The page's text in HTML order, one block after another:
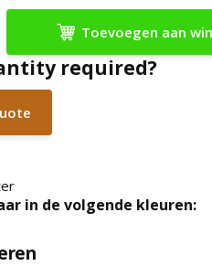
Toevoegen aan
required?
in de volgende kleuren: